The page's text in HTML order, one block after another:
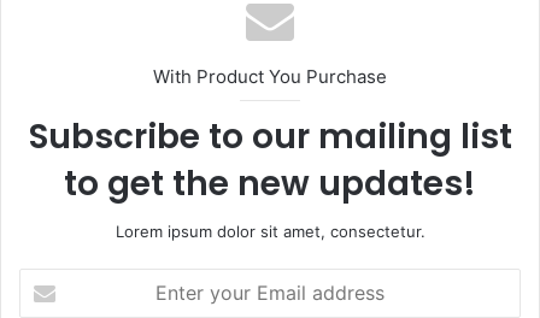
With Product You Purchase
Subscribe to our mailing list
to get the new updates!
Lorem ipsum dolor sit amet, consectetur.
your